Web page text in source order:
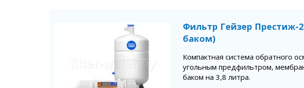
Фильтр Гейзер Престиж-
баком)
Компактная система обратного
угольным предфильтром,
баком на 3,8 литра.